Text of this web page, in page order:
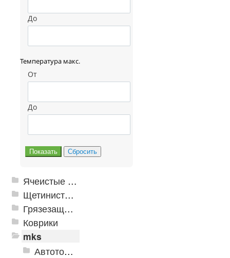
До
Температура макс.
От
До
Ячеистые грязезащитные покрытия
Щетинистые покрытия
Грязезащитные, влаговпитывающие покрытия
Коврики
mks
Автотовары